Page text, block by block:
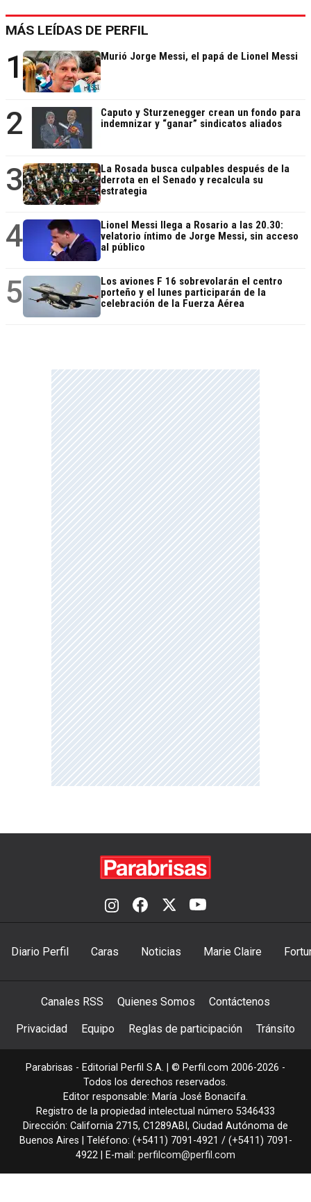
MÁS LEÍDAS DE PERFIL
1 Murió Jorge Messi, el papá de Lionel Messi
2
Caputo y Sturzenegger crean un fondo para
indemnizar y “ganar” sindicatos aliados
3
La Rosada busca culpables después de la
derrota en el Senado y recalcula su
estrategia
4
Lionel Messi llega a Rosario a las 20.30:
velatorio íntimo de Jorge Messi, sin acceso
al público
5
Los aviones F 16 sobrevolarán el centro
porteño y el lunes participarán de la
celebración de la Fuerza Aérea
Diario Perfil Caras Noticias Marie Claire
Canales RSS Quienes Somos Contáctenos
Privacidad Equipo Reglas de participación Tránsito
Parabrisas - Editorial Perfil S.A. | © Perfil.com 2006-2026 -
Todos los derechos reservados.
Editor responsable: María José Bonacifa.
Registro de la propiedad intelectual número 5346433
Dirección: California 2715, C1289ABI , Ciudad Autónoma de
Buenos Aires | Teléfono: (+5411) 7091-4921 / (+5411) 7091-
4922 | E-mail: perfilcom@perfil.com